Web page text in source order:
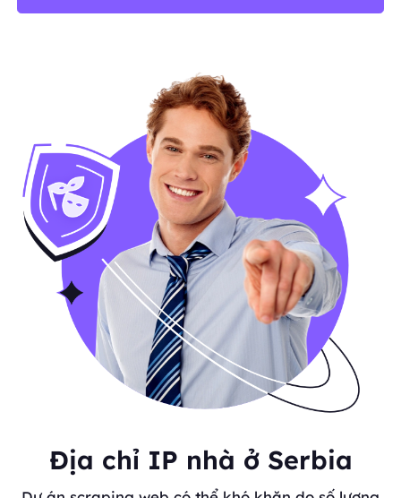
Địa chỉ IP nhà ở Serbia